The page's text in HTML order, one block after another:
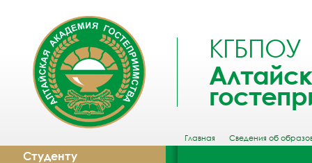
КГБПОУ
Главная Сведения об
Студенту